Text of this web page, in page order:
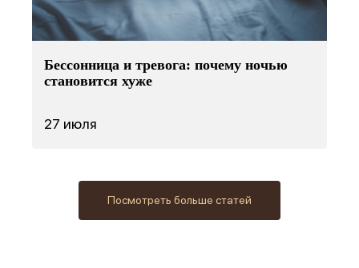
Бессонница и тревога: почему ночью
становится хуже
27 июля
Посмотреть больше статей